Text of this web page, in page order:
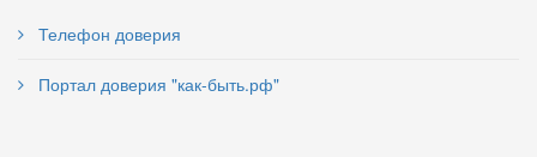
Телефон доверия
Портал доверия "как-быть.рф"